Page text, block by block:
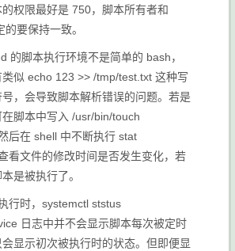
权限最好是 750，脚本所有者和
要保持一致。
的脚本执行环境不是简单的 bash，
似 echo 123 >> /tmp/test.txt 这种写
，会导致脚本解析错误的问题。若是
脚本中写入 /usr/bin/touch
后在 shell 中不断执行 stat
看文件的修改时间是否发生变化，若
是被执行了。
行时， systemctl ststus
日志中并不会显示脚本每次被定时
显示初次被执行时的状态。但即便显